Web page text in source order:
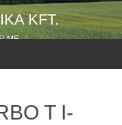
KFT.
T I-